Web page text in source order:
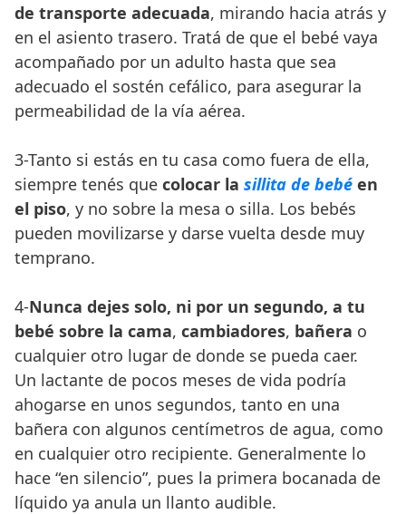
de transporte adecuada, mirando hacia atrás y
en el asiento trasero. Tratá de que el bebé vaya
acompañado por un adulto hasta que sea
adecuado el sostén cefálico, para asegurar la
permeabilidad de la vía aérea.
3-Tanto si estás en tu casa como fuera de ella,
siempre tenés que colocar la sillita de bebé en
el piso, y no sobre la mesa o silla. Los bebés
pueden movilizarse y darse vuelta desde muy
temprano.
4-Nunca dejes solo, ni por un segundo, a tu
bebé sobre la cama, cambiadores, bañera o
cualquier otro lugar de donde se pueda caer.
Un lactante de pocos meses de vida podría
ahogarse en unos segundos, tanto en una
bañera con algunos centímetros de agua, como
en cualquier otro recipiente. Generalmente lo
hace “en silencio”, pues la primera bocanada de
líquido ya anula un llanto audible.